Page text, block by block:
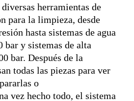
herramientas de
para la limpieza, desde
hasta sistemas de agua
bar y sistemas de alta
bar. Después de la
todas las piezas para ver
o
vez hecho todo, el sistema